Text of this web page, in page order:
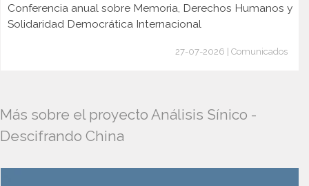
Conferencia anual sobre Memoria, Derechos Humanos y
Solidaridad Democrática Internacional
27-07-2026 | Comunicados
Más sobre el proyecto Análisis Sínico -
Descifrando China